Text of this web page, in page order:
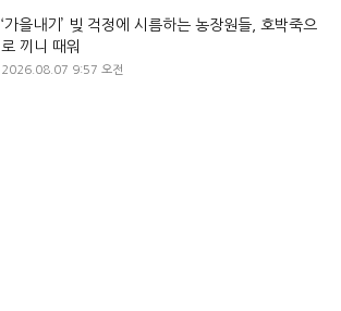
‘가을내기’ 빚 걱정에 시름하는 농장원들, 호박죽으
로 끼니 때워
2026.08.07 9:57 오전